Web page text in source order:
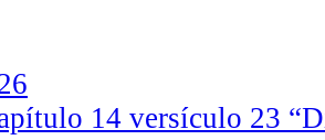
14 versículo 23